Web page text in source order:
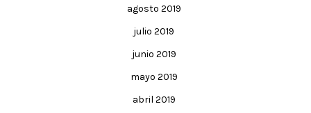
agosto 2019
julio 2019
junio 2019
mayo 2019
abril 2019